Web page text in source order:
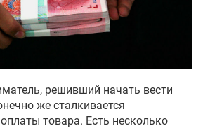
решивший начать вести
же сталкивается
товара. Есть несколько